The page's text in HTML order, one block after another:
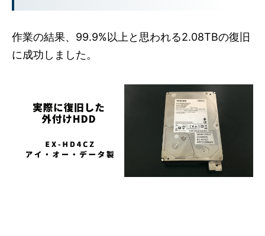
作業の結果、99.9%以上と思われる2.08TBの復旧
に成功しました。